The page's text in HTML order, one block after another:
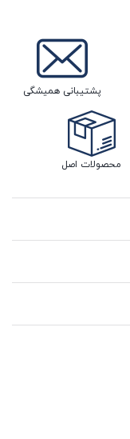
پشتیبانی همیشگی
محصولات اصل